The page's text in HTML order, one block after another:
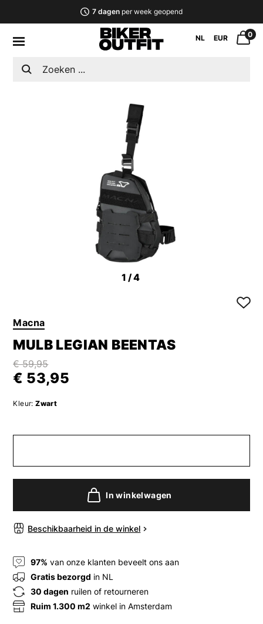
7 dagenper week geopend
NL EUR 0
1 /4
Macna
MULB LEGIAN BEENTAS
€ 59,95
€ 53,95
Kleur: Zwart
In winkelwagen
Beschikbaarheid in de winkel
97% van onze klanten beveelt ons aan
Gratis bezorgd in NL
30 dagen ruilen of retourneren
Ruim 1.300 m2 winkel in Amsterdam